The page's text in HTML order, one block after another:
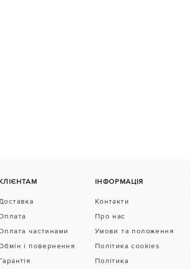
частинами
і повернення
ІНФОРМАЦІЯ
Контакти
Про нас
Умови та положення
Політика cookies
Політика